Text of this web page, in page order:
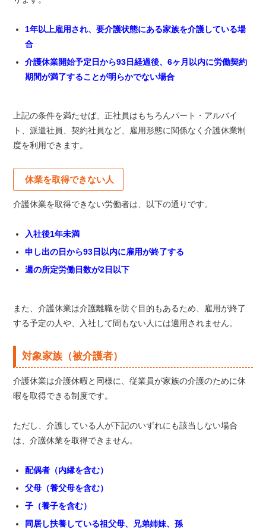
1年以上雇用され、要介護状態にある家族を介護している場
合
介護休業開始予定日から93日経過後、6ヶ月以内に労働契約
期間が満了することが明らかでない場合
上記の条件を満たせば、正社員はもちろんパート・アルバイ
ト、派遣社員、契約社員など、雇用形態に関係なく介護休業制
度を利用できます。
休業を取得できない人
介護休業を取得できない労働者は、以下の通りです。
入社後1年未満
申し出の日から93日以内に雇用が終了する
週の所定労働日数が2日以下
また、介護休業は介護離職を防ぐ目的もあるため、雇用が終了
する予定の人や、入社して間もない人には適用されません。
対象家族（被介護者）
介護休業は介護休暇と同様に、従業員が家族の介護のために休
暇を取得できる制度です。
ただし、介護している人が下記のいずれにも該当しない場合
は、介護休業を取得できません。
配偶者（内縁を含む）
父母（養父母を含む）
子（養子を含む）
同居し扶養している祖父母、兄弟姉妹、孫